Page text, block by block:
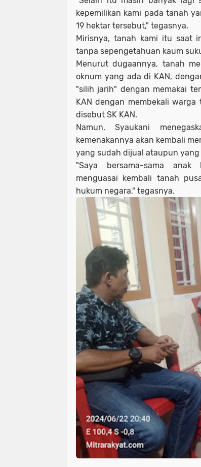
kepemilikan kami pada tanah
19 hektar tersebut," tegasnya.
Mirisnya, tanah kami itu saat
tanpa sepengetahuan kaum
Menurut dugaannya, tanah
oknum yang ada di KAN,
"silih jarih" dengan memakai
KAN dengan membekali
disebut SK KAN.
Namun, Syaukani
kemenakannya akan kembali
yang sudah dijual ataupun yang
"Saya bersama-sama
menguasai kembali tanah
hukum negara," tegasnya.